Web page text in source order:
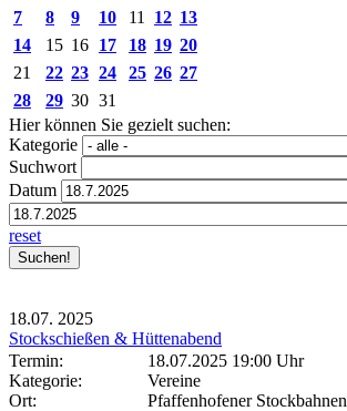
7
8 9 10 11 12 13
14
15 16 17 18 19 20
21
22 23 24 25 26 27
28
29 30 31
Hier können Sie gezielt suchen:
Kategorie
Suchwort
Datum
reset
18.07. 2025
Stockschießen & Hüttenabend
Termin:
18.07.2025 19:00 Uhr
Kategorie:
Vereine
Ort:
Pfaffenhofener Stockbahnen